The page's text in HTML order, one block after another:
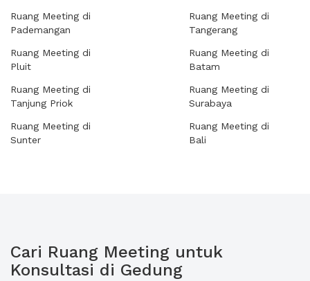
Ruang Meeting di
Pademangan
Ruang Meeting di
Pluit
Ruang Meeting di
Tanjung Priok
Ruang Meeting di
Sunter
Ruang Meeting di
Tangerang
Ruang Meeting di
Batam
Ruang Meeting di
Surabaya
Ruang Meeting di
Bali
Cari Ruang Meeting untuk
Konsultasi di Gedung